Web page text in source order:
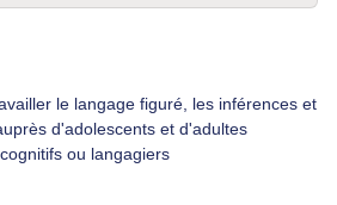
le langage figuré, les inférences et
d'adolescents et d'adultes
ou langagiers